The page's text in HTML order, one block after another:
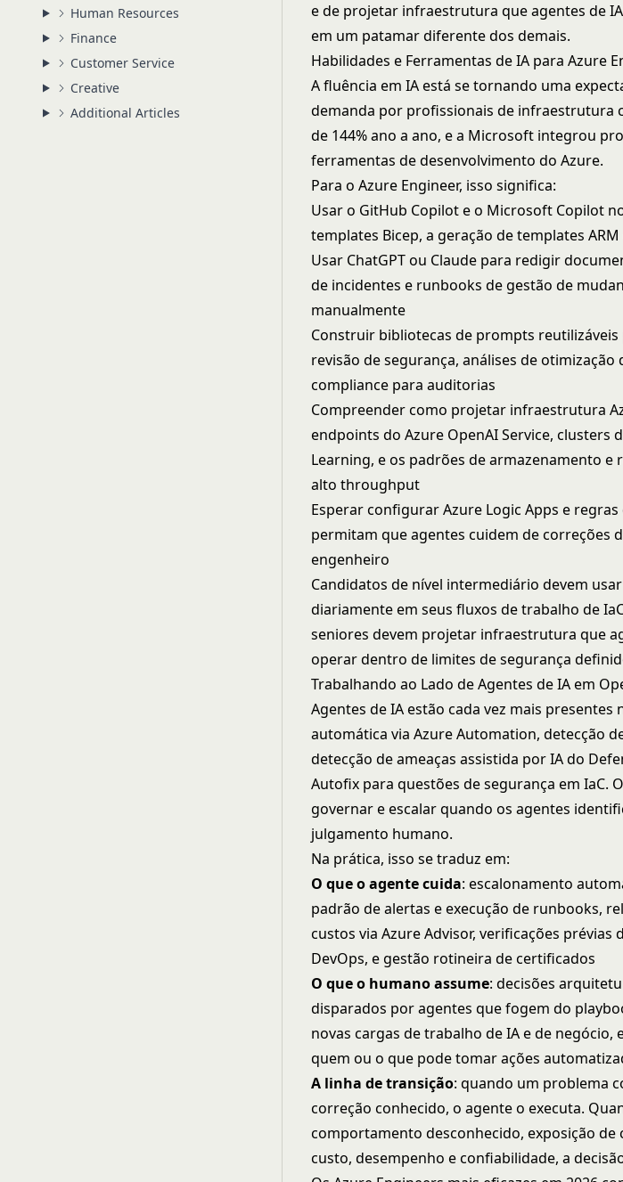
Human Resources
Finance
Customer Service
Creative
Additional Articles
e de projetar infraestrutura que agentes de
em um patamar diferente dos demais.
Habilidades e Ferramentas de IA para Azure
A fluência em IA está se tornando uma
demanda por profissionais de infraestrutura
de 144% ano a ano, e a Microsoft integrou
ferramentas de desenvolvimento do Azure.
Para o Azure Engineer, isso significa:
Usar o GitHub Copilot e o Microsoft Copilot
templates Bicep, a geração de templates
Usar ChatGPT ou Claude para redigir
de incidentes e runbooks de gestão de
manualmente
Construir bibliotecas de prompts
revisão de segurança, análises de
compliance para auditorias
Compreender como projetar infraestrutura
endpoints do Azure OpenAI Service, clusters
Learning, e os padrões de armazenamento e
alto throughput
Esperar configurar Azure Logic Apps e
permitam que agentes cuidem de correções
engenheiro
Candidatos de nível intermediário devem
diariamente em seus fluxos de trabalho de
seniores devem projetar infraestrutura que
operar dentro de limites de segurança
Trabalhando ao Lado de Agentes de IA em
Agentes de IA estão cada vez mais presentes
automática via Azure Automation, detecção
detecção de ameaças assistida por IA do
Autofix para questões de segurança em IaC.
governar e escalar quando os agentes
julgamento humano.
Na prática, isso se traduz em:
O que o agente cuida: escalonamento
padrão de alertas e execução de runbooks,
custos via Azure Advisor, verificações
DevOps, e gestão rotineira de certificados
O que o humano assume: decisões
disparados por agentes que fogem do
novas cargas de trabalho de IA e de negócio,
quem ou o que pode tomar ações
A linha de transição: quando um problema
correção conhecido, o agente o executa.
comportamento desconhecido, exposição
custo, desempenho e confiabilidade, a